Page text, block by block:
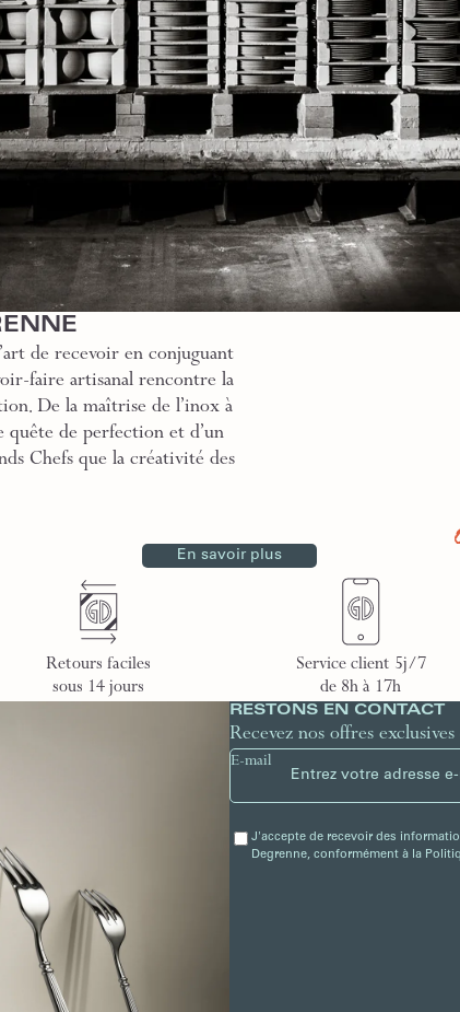
de recevoir en conjuguant
faire artisanal rencontre la
De la maîtrise de l’inox à
quête de perfection et d’un
Chefs que la créativité des
En savoir plus
Retours faciles
sous 14 jours
Service client 5j/7
de 8h à 17h
RESTONS EN CONTACT
Recevez nos offres
E-mail
J'accepte de recevoir des
Degrenne, conformément à la